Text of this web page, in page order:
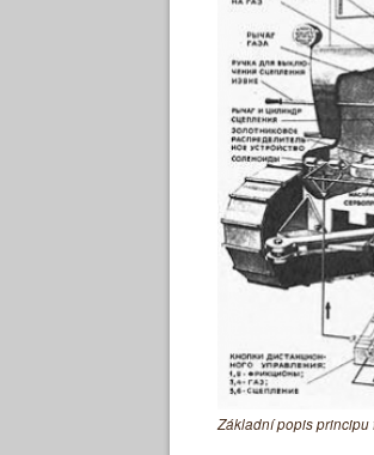
Základní popis principu